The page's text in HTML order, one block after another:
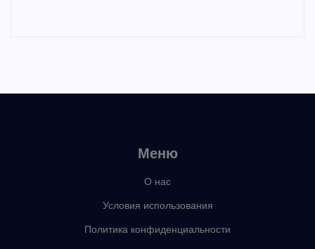
Меню
О нас
Условия использования
Политика конфиденциальности